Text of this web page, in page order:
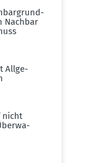
Nachbar
Allge­
nicht